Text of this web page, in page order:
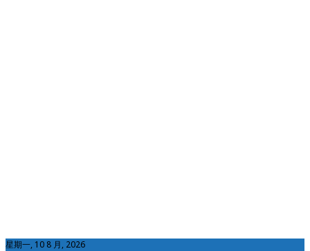
星期一, 10 8 月, 2026